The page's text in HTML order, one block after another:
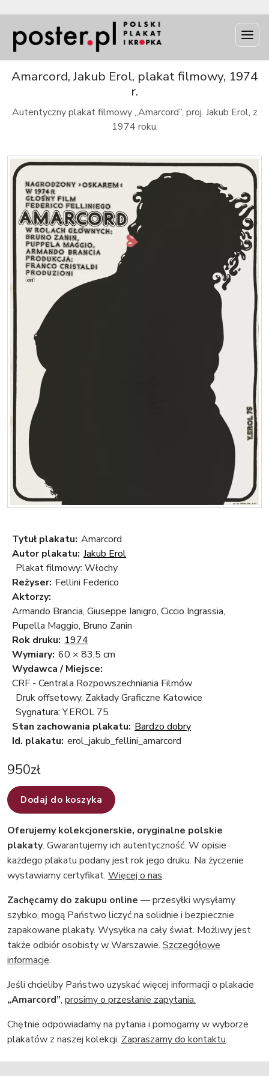
Amarcord, Jakub Erol, plakat filmowy, 1974
r.
Autentyczny plakat filmowy „Amarcord”, proj. Jakub Erol, z
1974 roku.
Tytuł plakatu: Amarcord
Autor plakatu: Jakub Erol
Plakat filmowy: Włochy
Reżyser: Fellini Federico
Aktorzy:
Armando Brancia, Giuseppe Ianigro, Ciccio Ingrassia,
Pupella Maggio, Bruno Zanin
Rok druku: 1974
Wymiary: 60 × 83,5 cm
Wydawca / Miejsce:
CRF - Centrala Rozpowszechniania Filmów
Druk offsetowy, Zakłady Graficzne Katowice
Sygnatura: Y.EROL 75
Stan zachowania plakatu: Bardzo dobry
Id. plakatu: erol_jakub_fellini_amarcord
950zł
Dodaj do koszyka
Oferujemy kolekcjonerskie, oryginalne polskie
plakaty. Gwarantujemy ich autentyczność. W opisie
każdego plakatu podany jest rok jego druku. Na życzenie
wystawiamy certyfikat. Więcej o nas.
Zachęcamy do zakupu online — przesyłki wysyłamy
szybko, mogą Państwo liczyć na solidnie i bezpiecznie
zapakowane plakaty. Wysyłka na cały świat. Możliwy jest
także odbiór osobisty w Warszawie. Szczegółowe
informacje.
Jeśli chcieliby Państwo uzyskać więcej informacji o plakacie
„Amarcord”, prosimy o przesłanie zapytania.
Chętnie odpowiadamy na pytania i pomogamy w wyborze
plakatów z naszej kolekcji. Zapraszamy do kontaktu.